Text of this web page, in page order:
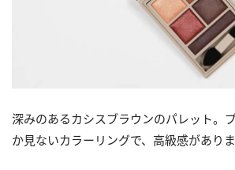
深みのあるカシスブラウンのパレット。
か見ないカラーリングで、高級感がありま